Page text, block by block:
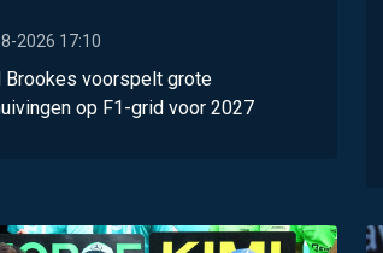
2026 17:10
Brookes voorspelt grote
op F1-grid voor 2027